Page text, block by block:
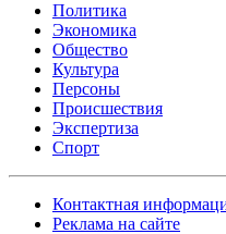
Политика
Экономика
Общество
Культура
Персоны
Происшествия
Экспертиза
Спорт
Контактная
Реклама на сайте